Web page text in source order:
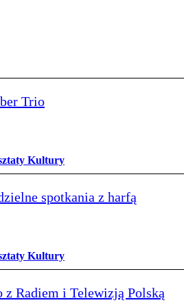
Trio
Kultury
spotkania z harfą
Kultury
z Radiem i Telewizją Polską